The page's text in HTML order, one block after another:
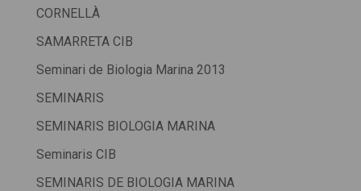
CORNELLÀ
SAMARRETA CIB
Seminari de Biologia Marina 2013
SEMINARIS
SEMINARIS BIOLOGIA MARINA
Seminaris CIB
SEMINARIS DE BIOLOGIA MARINA